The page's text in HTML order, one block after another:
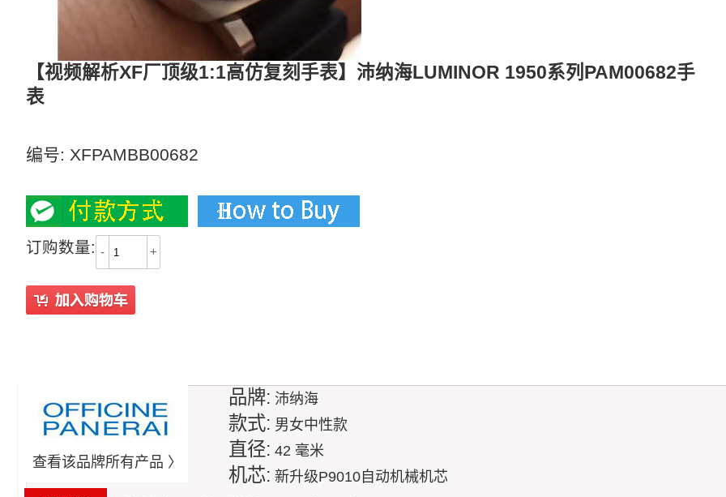
【视频解析XF厂顶级1:1高仿复刻手表】沛纳海LUMINOR 1950系列PAM00682手
表
编号: XFPAMBB00682
订购数量: - +
查看该品牌所有产品 〉
品牌: 沛纳海
款式: 男女中性款
直径: 42 毫米
机芯: 新升级P9010自动机械机芯